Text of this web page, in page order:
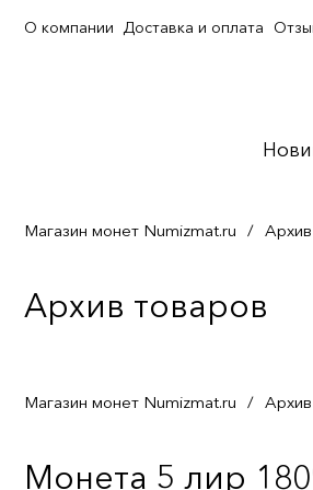
О компании Доставка и оплата
Магазин монет Numizmat.ru /
Архив товаров
Магазин монет Numizmat.ru /
Монета 5 лир